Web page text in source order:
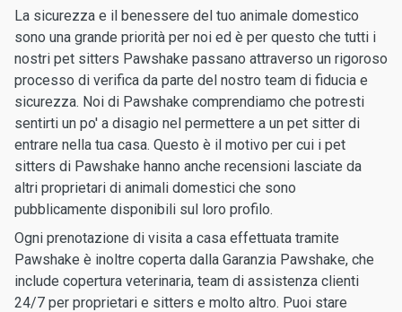
La sicurezza e il benessere del tuo animale domestico
sono una grande priorità per noi ed è per questo che tutti i
nostri pet sitters Pawshake passano attraverso un rigoroso
processo di verifica da parte del nostro team di fiducia e
sicurezza. Noi di Pawshake comprendiamo che potresti
sentirti un po' a disagio nel permettere a un pet sitter di
entrare nella tua casa. Questo è il motivo per cui i pet
sitters di Pawshake hanno anche recensioni lasciate da
altri proprietari di animali domestici che sono
pubblicamente disponibili sul loro profilo.
Ogni prenotazione di visita a casa effettuata tramite
Pawshake è inoltre coperta dalla Garanzia Pawshake, che
include copertura veterinaria, team di assistenza clienti
24/7 per proprietari e sitters e molto altro. Puoi stare